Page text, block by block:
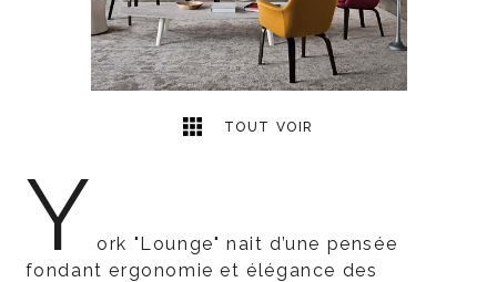
TOUT VOIR
Y ork "Lounge" nait d’une pensée
fondant ergonomie et élégance des